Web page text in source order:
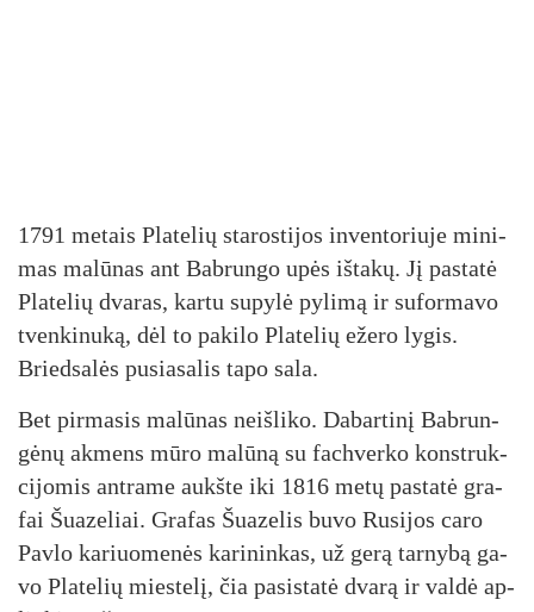
1791 me­tais Pla­te­lių sta­ros­ti­jos in­ven­to­riu­je mi­ni­
mas ma­lū­nas ant Bab­run­go upės iš­ta­kų. Jį pa­sta­tė
Pla­te­lių dva­ras, kar­tu su­py­lė py­li­mą ir su­for­ma­vo
tven­ki­nu­ką, dėl to pa­ki­lo Pla­te­lių eže­ro ly­gis.
Bried­sa­lės pu­sia­sa­lis ta­po sa­la.
Bet pir­ma­sis ma­lū­nas neiš­li­ko. Da­bar­ti­nį Bab­run­
gė­nų ak­mens mū­ro ma­lū­ną su fach­ver­ko konst­ruk­
ci­jo­mis ant­ra­me aukš­te iki 1816 me­tų pa­sta­tė gra­
fai Šua­ze­liai. Gra­fas Šua­ze­lis bu­vo Ru­si­jos ca­ro
Pav­lo ka­riuo­me­nės ka­ri­nin­kas, už ge­rą tar­ny­bą ga­
vo Pla­te­lių mies­te­lį, čia pa­si­sta­tė dva­rą ir val­dė ap­